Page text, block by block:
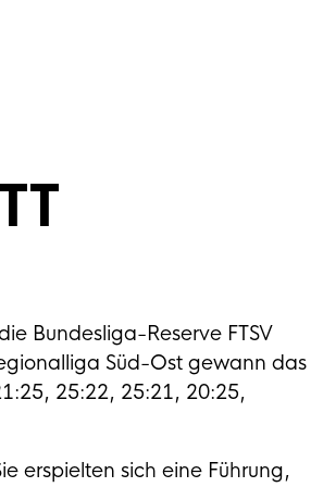
Bundesliga-Reserve FTSV
Süd-Ost gewann das
25:22, 25:21, 20:25,
erspielten sich eine Führung,